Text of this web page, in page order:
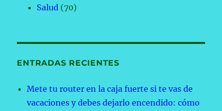
Salud (70)
ENTRADAS RECIENTES
Mete tu router en la caja fuerte si te vas de
vacaciones y debes dejarlo encendido: cómo